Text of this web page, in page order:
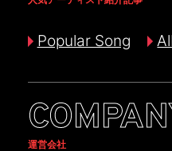
Popular Song
運営会社